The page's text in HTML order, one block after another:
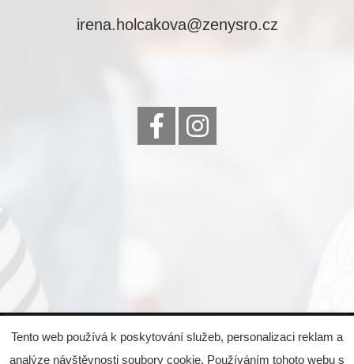
irena.holcakova@zenysro.cz
© 2022 Eva Čejková, všechna práva vyhrazena,
Tento web používá k poskytování služeb, personalizaci reklam a
analýze návštěvnosti soubory cookie. Používáním tohoto webu s